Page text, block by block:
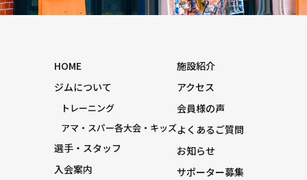
HOME
ジムについて
トレーニング
アマ・スパー各大会・キッズ
選手・スタッフ
入会案内
施設紹介
アクセス
会員様の声
よくあるご質問
お知らせ
サポーター募集